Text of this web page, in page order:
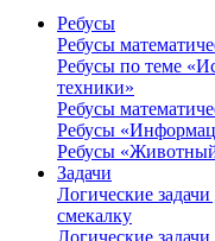
Ребусы
Ребусы
Ребусы по теме
техники»
Ребусы
Ребусы
Ребусы
Задачи
Логические
смекалку
Логические